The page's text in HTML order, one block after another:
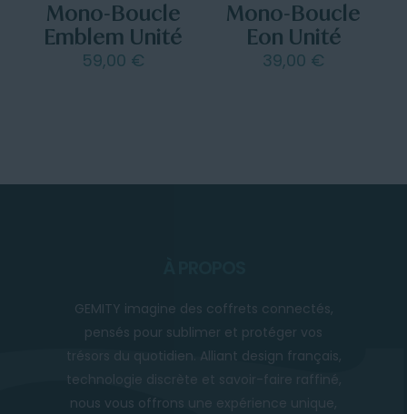
Mono-Boucle
Emblem Unité
59,00 €
Mono-Boucle
Eon Unité
39,00 €
GEMITY imagine des coffrets connectés,
pensés pour sublimer et protéger vos
trésors du quotidien. Alliant design français,
technologie discrète et savoir-faire raffiné,
nous vous offrons une expérience unique,